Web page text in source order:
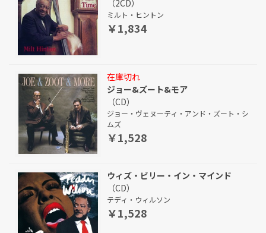
（2CD）
ミルト・ヒントン
￥1,834
在庫切れ
ジョー&ズート&モア
（CD）
ジョー・ヴェヌーティ・アンド・ズート・シ
ムズ
￥1,528
ウィズ・ビリー・イン・マインド
（CD）
テディ・ウィルソン
￥1,528